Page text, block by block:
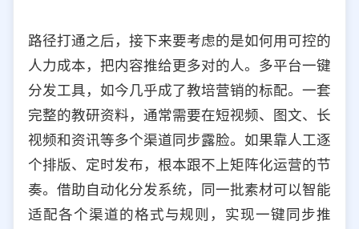
路径打通之后，接下来要考虑的是如何用可控的
人力成本，把内容推给更多对的人。多平台一键
分发工具，如今几乎成了教培营销的标配。一套
完整的教研资料，通常需要在短视频、图文、长
视频和资讯等多个渠道同步露脸。如果靠人工逐
个排版、定时发布，根本跟不上矩阵化运营的节
奏。借助自动化分发系统，同一批素材可以智能
适配各个渠道的格式与规则，实现一键同步推